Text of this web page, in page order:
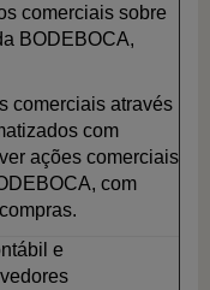
comerciais sobre
BODEBOCA,
comerciais através
com
ações comerciais
com
e